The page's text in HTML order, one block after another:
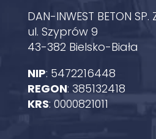
DAN-INWEST BETON SP.
ul. Szyprów 9
43-382 Bielsko-Biała
NIP: 5472216448
REGON: 385132418
KRS: 0000821011